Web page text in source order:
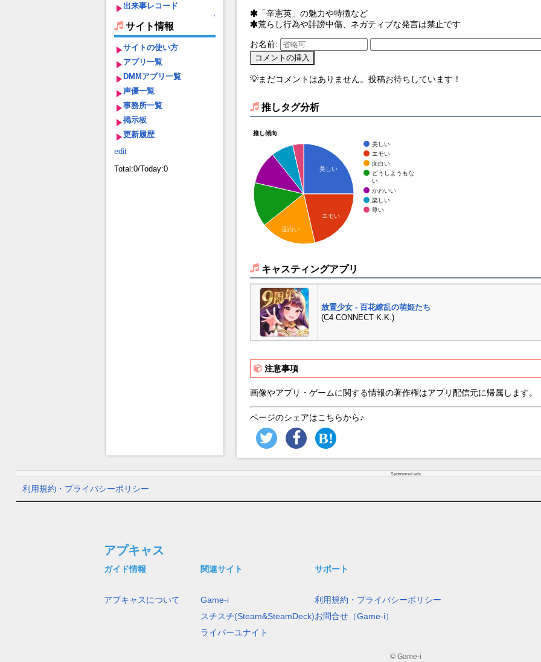
出来事レコード
↑
サイト情報
サイトの使い方
アプリ一覧
DMMアプリ一覧
声優一覧
事務所一覧
掲示板
更新履歴
edit
Total:0/Today:0
「辛憲英」の魅力や特徴など
荒らし行為や誹謗中傷、ネガティブな発言は禁止です
お名前:
💡まだコメントはありません。投稿お待ちしています！
推しタグ分析
推し傾向
美しい
エモい
面白い
どうしようもな
い
かわいい
楽しい
尊い
美しい
エモい
面白い
キャスティングアプリ
放置少女 - 百花繚乱の萌姫たち
(C4 CONNECT K.K.)
注意事項
画像やアプリ・ゲームに関する情報の著作権はアプリ配信元に帰属します。
ページのシェアはこちらから♪
Sponsored ads
利用規約・プライバシーポリシー
アプキャス
ガイド情報
アプキャスについて
関連サイト
Game-i
スチスチ(Steam&SteamDeck)
ライバーユナイト
サポート
利用規約・プライバシーポリシー
お問合せ（Game-i）
© Game-i